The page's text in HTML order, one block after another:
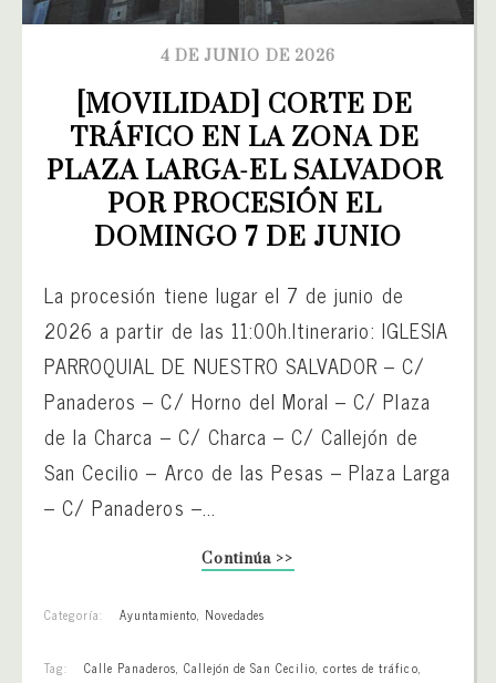
4 DE JUNIO DE 2026
[MOVILIDAD] CORTE DE
TRÁFICO EN LA ZONA DE
PLAZA LARGA-EL SALVADOR
POR PROCESIÓN EL
DOMINGO 7 DE JUNIO
La procesión tiene lugar el 7 de junio de
2026 a partir de las 11:00h.Itinerario: IGLESIA
PARROQUIAL DE NUESTRO SALVADOR – C/
Panaderos – C/ Horno del Moral – C/ Plaza
de la Charca – C/ Charca – C/ Callejón de
San Cecilio – Arco de las Pesas – Plaza Larga
– C/ Panaderos –...
Continúa >>
Categoría: Ayuntamiento, Novedades
Tag: Calle Panaderos, Callejón de San Cecilio, cortes de tráfico,